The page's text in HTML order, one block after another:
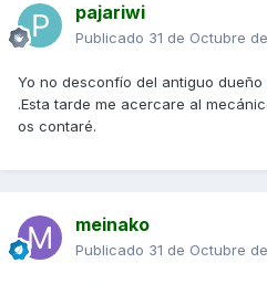
pajariwi
Publicado 31 de Octubre
Yo no desconfío del antiguo
.Esta tarde me acercare al
os contaré.
meinako
Publicado 31 de Octubre